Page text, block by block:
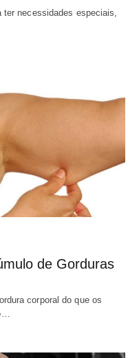
necessidades especiais,
de Gorduras
corporal do que os